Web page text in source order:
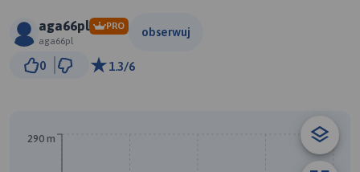
aga66pl
PRO
aga66pl
obserwuj
0 1.3/6
290 m